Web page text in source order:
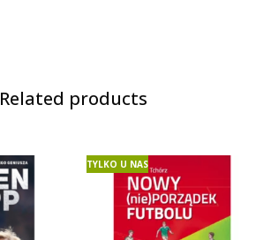
Related products
TYLKO U NAS